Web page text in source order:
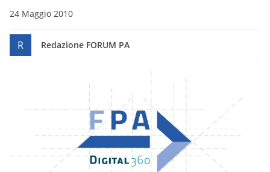
24 Maggio 2010
R Redazione FORUM PA